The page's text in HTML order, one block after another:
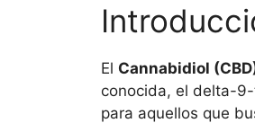
El Cannabidiol
conocida, el delta-
para aquellos que